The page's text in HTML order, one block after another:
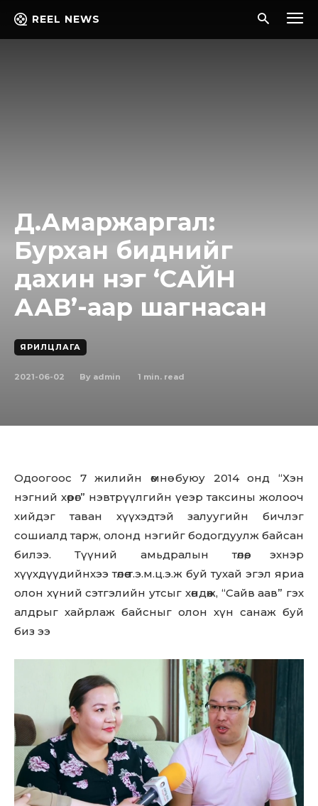
REEL NEWS
Д.Амаржаргал:
Бурхан биднийг
дахин нэг ‘САЙН
ААВ’-аар шагнасан
ЯРИЛЦЛАГА
2021-06-02 By admin 1 min. read
Одоогоос 7 жилийн өмнө буюу 2014 онд “Хэн
нэгний хөрөг” нэвтрүүлгийн үеэр таксины жолооч
хийдэг таван хүүхэдтэй залуугийн бичлэг
сошиалд тарж, олонд нэгийг бодогдуулж байсан
билээ. Түүний амьдралын төлөө, эхнэр
хүүхдүүдийнхээ төлөө т.э.м.ц.э.ж буй тухай эгэл яриа
олон хүний сэтгэлийн утсыг хөндөж, “Сайв аав” гэх
алдрыг хайрлаж байсныг олон хүн санаж буй
биз ээ